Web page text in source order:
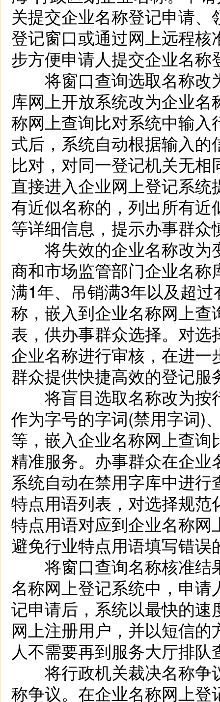
关提交企业名称登记申请
登记窗口或通过网上远程
步方便申请人提交企业名称
将窗口查询选取名称改
库网上开放系统改为企业
称网上查询比对系统中输
式后，系统自动根据输入
比对，对同一登记机关无
直接进入企业网上登记系
有近似名称的，列出所有
等详细信息，提示办事群众
将失效的企业名称改为
商和市场监管部门企业名
满1年、吊销满3年以及超
称，嵌入到企业名称网上
表，供办事群众选择。对
企业名称进行审核，在进
群众提供快捷高效的登记服
将盲目选取名称改为按
作为字号的字词(禁用字词)
等，嵌入企业名称网上查
精准服务。办事群众在企
系统自动在禁用字库中进
特点用语列表，对选择规
特点用语对应到企业名称
避免行业特点用语填写错
将窗口查询名称核准结
名称网上登记系统中，申
记申请后，系统以最快的
网上注册用户，并以短信
人不需要再到服务大厅排队
将行政机关裁决名称争
称争议。在企业名称网上